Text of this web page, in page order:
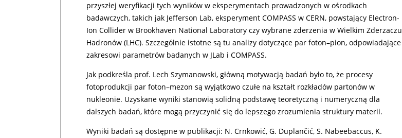
przyszłej weryfikacji tych wyników w eksperymentach prowadzonych w ośrodkach
badawczych, takich jak Jefferson Lab, eksperyment COMPASS w CERN, powstający Electron-
Ion Collider w Brookhaven National Laboratory czy wybrane zderzenia w Wielkim Zderzaczu
Hadronów (LHC). Szczególnie istotne są tu analizy dotyczące par foton–pion, odpowiadające
zakresowi parametrów badanych w JLab i COMPASS.
Jak podkreśla prof. Lech Szymanowski, główną motywacją badań było to, że procesy
fotoprodukcji par foton–mezon są wyjątkowo czułe na kształt rozkładów partonów w
nukleonie. Uzyskane wyniki stanowią solidną podstawę teoretyczną i numeryczną dla
dalszych badań, które mogą przyczynić się do lepszego zrozumienia struktury materii.
Wyniki badań są dostępne w publikacji: N. Crnkowić, G. Duplančić, S. Nabeebaccus, K.